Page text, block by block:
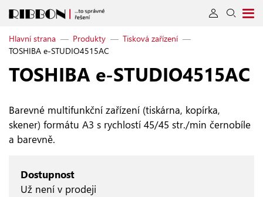
Hlavní strana — Produkty — Tisková zařízení —
TOSHIBA e-STUDIO4515AC
TOSHIBA e‑STUDIO4515AC
Barevné multifunkční zařízení (tiskárna, kopírka,
skener) formátu A3 s rychlostí 45/45 str./min černobíle
a barevně.
Dostupnost
Už není v prodeji